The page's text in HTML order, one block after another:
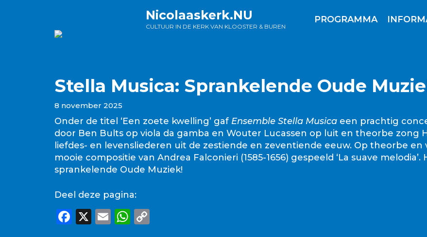
Nicolaaskerk.NU
CULTUUR IN DE KERK VAN KLOOSTER & BUREN
PROGRAMMA
Stella Musica: Sprankelende Oude
8 november 2025
Onder de titel ‘Een zoete kwelling’ gaf Ensemble Stella Musica een prachtig
door Ben Bults op viola da gamba en Wouter Lucassen op luit en theorbe zong
liefdes- en levensliederen uit de zestiende en zeventiende eeuw. Op theorbe en
mooie compositie van Andrea Falconieri (1585-1656) gespeeld ‘La suave
sprankelende Oude Muziek!
Deel deze pagina:
F
X
E
W